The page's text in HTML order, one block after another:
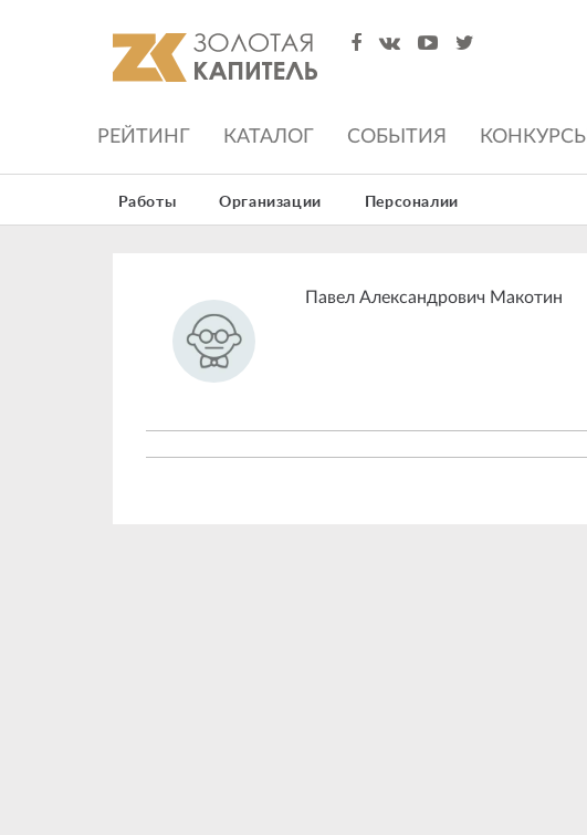
РЕЙТИНГ КАТАЛОГ СОБЫТИЯ КОНКУРСЫ
Работы Организации Персоналии
Павел Александрович Макотин